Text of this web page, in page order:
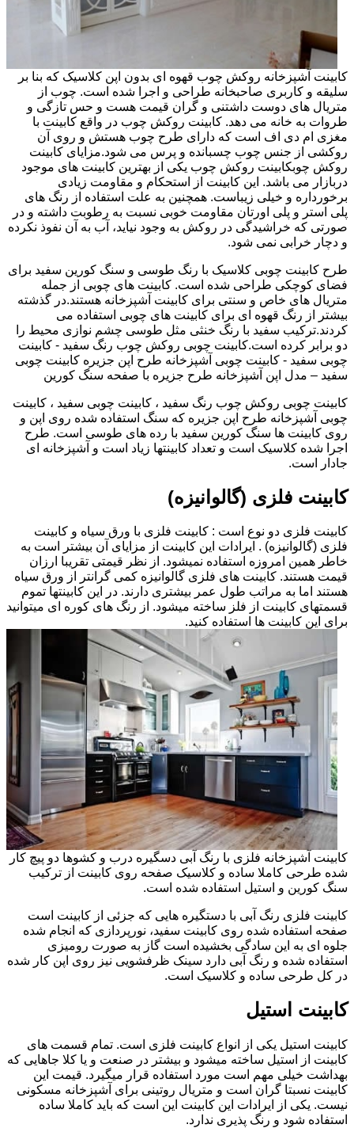
کابینت آشپزخانه روکش چوب قهوه ای بدون اپن کلاسیک که بنا بر
سلیقه و کاربری صاحبخانه طراحی و اجرا شده است. چوب از
متریال های دوست داشتنی و گران قیمت هست و حس تازگی و
طروات به خانه می دهد. کابینت روکش چوب در واقع کابینت با
مغزی ام دی اف است که دارای طرح چوب هستش و روی آن
روکشی از جنس چوب چسبانده و پرس می شود.مزایای کابینت
روکش چوبکابینت روکش چوب یکی از بهترین کابینت های موجود
دربازار می باشد. این کابینت از استحکام و مقاومت زیادی
برخورداره و خیلی زیباست. همچنین به علت استفاده از رنگ های
پلی استر و پلی اورتان مقاومت خوبی نسبت به رطوبت داشته و در
صورتی که خراشیدگی در روکش به وجود نیاید، آب به آن نفوذ نکرده
و دچار خرابی نمی شود.
طرح کابینت چوبی کلاسیک با رنگ طوسی و سنگ کورین سفید برای
فضای کوچکی طراحی شده است. کابینت های چوبی از جمله
متریال های خاص و سنتی برای کابینت آشپزخانه هستند.در گذشته
بیشتر از رنگ قهوه ای برای کابینت های چوبی استفاده می
کردند.ترکیب سفید با رنگ خنثی مثل طوسی چشم نوازی محیط را
دو برابر کرده است.کابینت چوبی روکش چوب رنگ سفید - کابینت
چوبی سفید - کابینت چوبی آشپزخانه طرح اپن جزیره کابینت چوبی
سفید – مدل اپن آشپزخانه طرح جزیره با صفحه سنگ کورین
کابینت چوبی روکش چوب رنگ سفید ، کابینت چوبی سفید ، کابینت
چوبی آشپزخانه طرح اپن جزیره که سنگ استفاده شده روی اپن و
روی کابینت ها سنگ کورین سفید با رده های طوسی است. طرح
اجرا شده کلاسیک است و تعداد کابینتها زیاد است و آشپزخانه ای
جادار است.
کابینت فلزی (گالوانیزه)
کابینت فلزی دو نوع است : کابینت فلزی با ورق سیاه و کابینت
فلزی (گالوانیزه) . ایرادات این کابینت از مزایای آن بیشتر است به
خاطر همین امروزه استفاده نمیشود. از نظر قیمتی تقریبا ارزان
قیمت هستند. کابینت های فلزی گالوانیزه کمی گرانتر از ورق سیاه
هستند اما به مراتب طول عمر بیشتری دارند. در این کابینتها تموم
قسمتهای کابینت از فلز ساخته میشود. از رنگ های کوره ای میتوانید
برای این کابینت ها استفاده کنید.
کابینت آشپزخانه فلزی با رنگ آبی دسگیره درب و کشوها دو پیچ کار
شده طرحی کاملا ساده و کلاسیک صفحه روی کابینت از ترکیب
سنگ کورین و استیل استفاده شده است.
کابینت فلزی رنگ آبی با دستگیره هایی که جزئی از کابینت است
صفحه استفاده شده روی کابینت سفید، نورپردازی که انجام شده
جلوه ای به این سادگی بخشیده است گاز به صورت رومیزی
استفاده شده و رنگ آبی دارد سینک ظرفشویی نیز روی اپن کار شده
در کل طرحی ساده و کلاسیک است.
کابینت استیل
کابینت استیل یکی از انواع کابینت فلزی است. تمام قسمت های
کابینت از استیل ساخته میشود و بیشتر در صنعت و یا کلا جاهایی که
بهداشت خیلی مهم است مورد استفاده قرار میگیرد. قیمت این
کابینت نسبتا گران است و متریال روتینی برای آشپزخانه مسکونی
نیست. یکی از ایرادات این کابینت این است که باید کاملا ساده
استفاده شود و رنگ پذیری ندارد.